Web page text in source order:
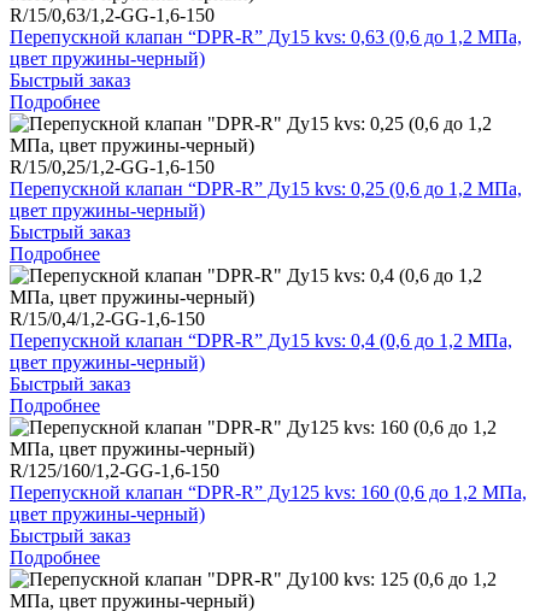
R/15/0,63/1,2-GG-1,6-150
Перепускной клапан “DPR-R” Ду15 kvs: 0,63 (0,6 до 1,2 МПа,
цвет пружины-черный)
Быстрый заказ
Подробнее
R/15/0,25/1,2-GG-1,6-150
Перепускной клапан “DPR-R” Ду15 kvs: 0,25 (0,6 до 1,2 МПа,
цвет пружины-черный)
Быстрый заказ
Подробнее
R/15/0,4/1,2-GG-1,6-150
Перепускной клапан “DPR-R” Ду15 kvs: 0,4 (0,6 до 1,2 МПа,
цвет пружины-черный)
Быстрый заказ
Подробнее
R/125/160/1,2-GG-1,6-150
Перепускной клапан “DPR-R” Ду125 kvs: 160 (0,6 до 1,2 МПа,
цвет пружины-черный)
Быстрый заказ
Подробнее